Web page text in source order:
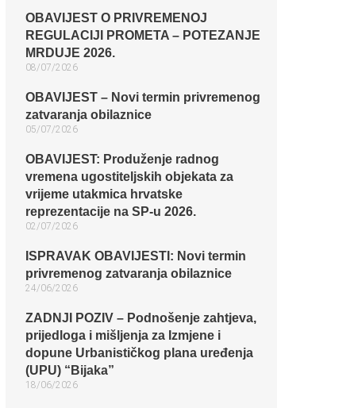
OBAVIJEST O PRIVREMENOJ
REGULACIJI PROMETA – POTEZANJE
MRDUJE 2026.
08/07/2026
OBAVIJEST – Novi termin privremenog
zatvaranja obilaznice​
05/07/2026
OBAVIJEST: Produženje radnog
vremena ugostiteljskih objekata za
vrijeme utakmica hrvatske
reprezentacije na SP-u 2026.
02/07/2026
ISPRAVAK OBAVIJESTI: Novi termin
privremenog zatvaranja obilaznice​
24/06/2026
ZADNJI POZIV – Podnošenje zahtjeva,
prijedloga i mišljenja za Izmjene i
dopune Urbanističkog plana uređenja
(UPU) “Bijaka”
18/06/2026